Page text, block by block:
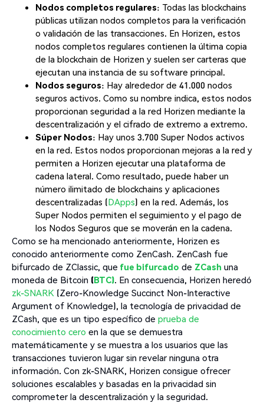
Nodos completos regulares: Todas las blockchains
públicas utilizan nodos completos para la verificación
o validación de las transacciones. En Horizen, estos
nodos completos regulares contienen la última copia
de la blockchain de Horizen y suelen ser carteras que
ejecutan una instancia de su software principal.
Nodos seguros: Hay alrededor de 41.000 nodos
seguros activos. Como su nombre indica, estos nodos
proporcionan seguridad a la red Horizen mediante la
descentralización y el cifrado de extremo a extremo.
Súper Nodos: Hay unos 3.700 Super Nodos activos
en la red. Estos nodos proporcionan mejoras a la red y
permiten a Horizen ejecutar una plataforma de
cadena lateral. Como resultado, puede haber un
número ilimitado de blockchains y aplicaciones
descentralizadas (DApps) en la red. Además, los
Super Nodos permiten el seguimiento y el pago de
los Nodos Seguros que se moverán en la cadena.
Como se ha mencionado anteriormente, Horizen es
conocido anteriormente como ZenCash. ZenCash fue
bifurcado de ZClassic, que fue bifurcado de ZCash una
moneda de Bitcoin (BTC). En consecuencia, Horizen heredó
zk-SNARK (Zero-Knowledge Succinct Non-Interactive
Argument of Knowledge), la tecnología de privacidad de
ZCash, que es un tipo específico de prueba de
conocimiento cero en la que se demuestra
matemáticamente y se muestra a los usuarios que las
transacciones tuvieron lugar sin revelar ninguna otra
información. Con zk-SNARK, Horizen consigue ofrecer
soluciones escalables y basadas en la privacidad sin
comprometer la descentralización y la seguridad.